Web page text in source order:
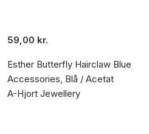
59,00 kr.
Esther Butterfly Hairclaw Blue
Accessories, Blå / Acetat
A-Hjort Jewellery